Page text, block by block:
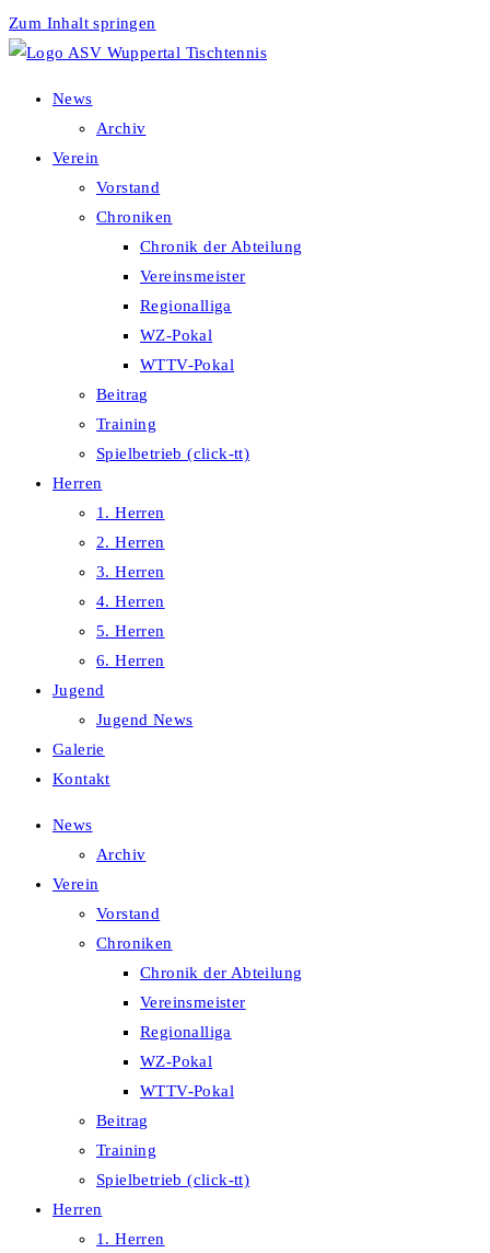
Zum Inhalt springen
News
Archiv
Verein
Vorstand
Chroniken
Chronik der Abteilung
Vereinsmeister
Regionalliga
WZ-Pokal
WTTV-Pokal
Beitrag
Training
Spielbetrieb (click-tt)
Herren
1. Herren
2. Herren
3. Herren
4. Herren
5. Herren
6. Herren
Jugend
Jugend News
Galerie
Kontakt
News
Archiv
Verein
Vorstand
Chroniken
Chronik der Abteilung
Vereinsmeister
Regionalliga
WZ-Pokal
WTTV-Pokal
Beitrag
Training
Spielbetrieb (click-tt)
Herren
1. Herren